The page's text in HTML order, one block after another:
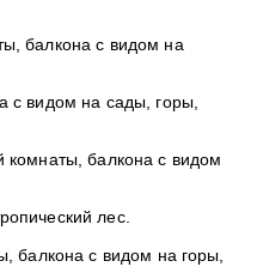
балкона с видом на
с видом на сады, горы,
комнаты, балкона с видом
лес.
балкона с видом на горы,